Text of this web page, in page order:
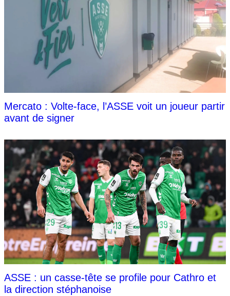
Mercato : Volte-face, l’ASSE voit un joueur partir
avant de signer
ASSE : un casse-tête se profile pour Cathro et
la direction stéphanoise